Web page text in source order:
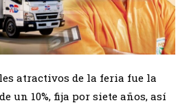
atractivos de la feria fue la
un 10%, fija por siete años, así